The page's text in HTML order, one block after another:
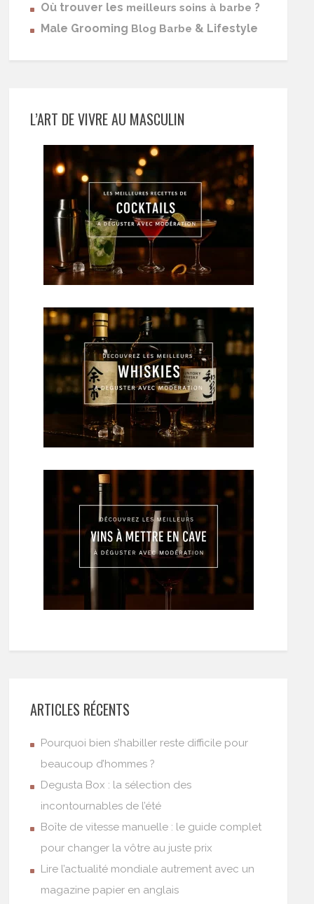
Où trouver les meilleurs soins à barbe ?
Male Grooming Blog Barbe & Lifestyle
L’ART DE VIVRE AU MASCULIN
ARTICLES RÉCENTS
Pourquoi bien s’habiller reste difficile pour
beaucoup d’hommes ?
Degusta Box : la sélection des
incontournables de l’été
Boîte de vitesse manuelle : le guide complet
pour changer la vôtre au juste prix
Lire l’actualité mondiale autrement avec un
magazine papier en anglais